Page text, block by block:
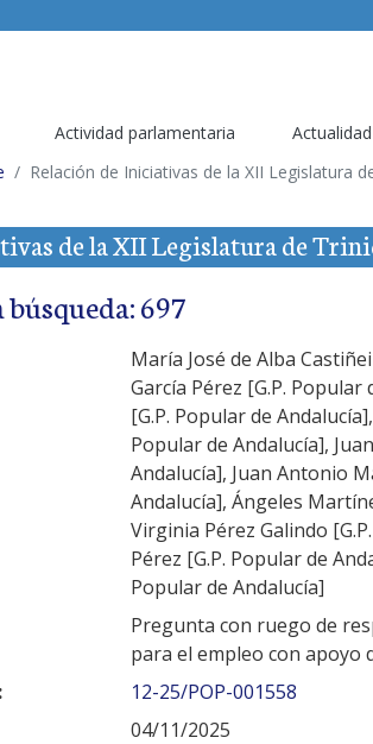
Actividad parlamentaria
Actualidad
Relación de Iniciativas de la XII Legislatura
de la XII Legislatura de
697
María José de Alba
García Pérez [G.P.
[G.P. Popular de
Popular de Andalucía],
Andalucía], Juan Antonio
Andalucía], Ángeles
Virginia Pérez Galindo
Pérez [G.P. Popular de
Popular de Andalucía]
Pregunta con ruego de
para el empleo con apoyo
12-25/POP-001558
04/11/2025